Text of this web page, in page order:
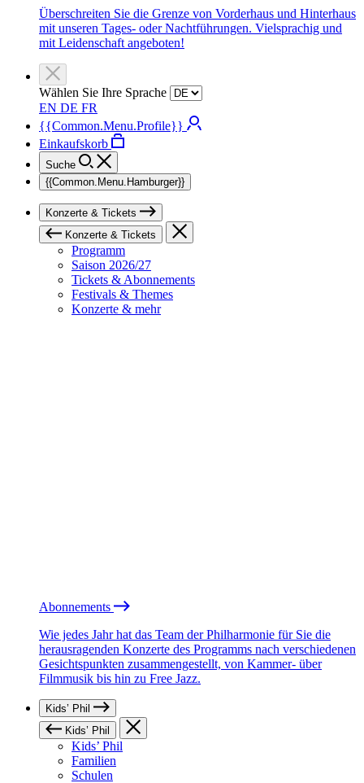
Überschreiten Sie die Grenze von Vorderhaus und Hinterhaus
mit unseren Tages- oder Nachtführungen. Vielsprachig und
mit Leidenschaft angeboten!
Wählen Sie Ihre Sprache
EN DE FR
{{Common.Menu.Profile}}
Einkaufskorb
Suche
{{Common.Menu.Hamburger}}
Konzerte & Tickets
Konzerte & Tickets
Programm
Saison 2026/27
Tickets & Abonnements
Festivals & Themes
Konzerte & mehr
Abonnements
Wie jedes Jahr hat das Team der Philharmonie für Sie die
herausragenden Konzerte des Programms nach verschiedenen
Gesichtspunkten zusammengestellt, von Kammer- über
Filmmusik bis hin zu Free Jazz.
Kids’ Phil
Kids’ Phil
Kids’ Phil
Familien
Schulen